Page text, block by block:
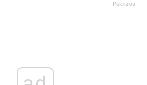
Реклама